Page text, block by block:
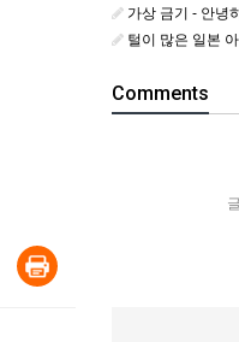
가상 금기 - 안녕하세
털이 많은 일본 아마추어 여성이 당신 귀에 대고
Comments